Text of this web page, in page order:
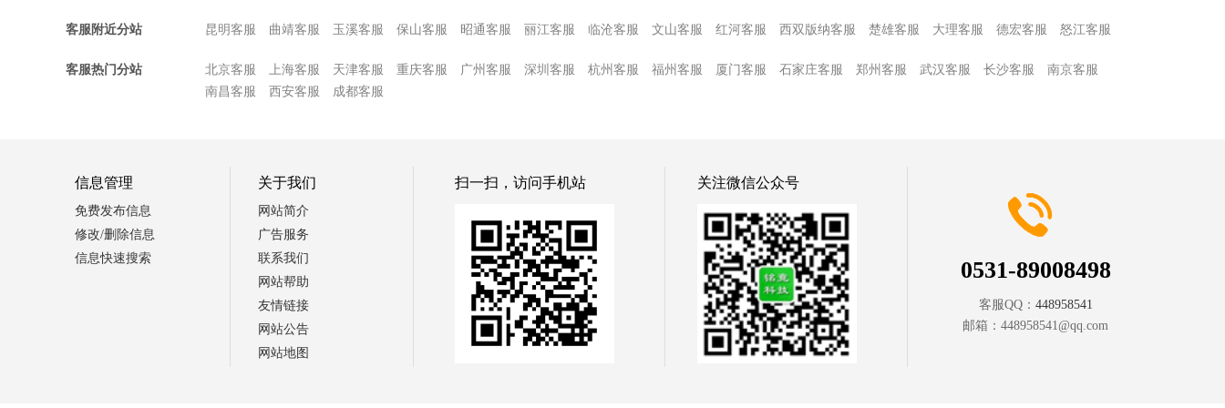
客服附近分站 昆明客服 曲靖客服 玉溪客服 保山客服 昭通客服 丽江客服 临沧客服 文山客服 红河客服 西双版纳客服 楚雄客服 大理客服 德宏客服 怒江客服
客服热门分站 北京客服 上海客服 天津客服 重庆客服 广州客服 深圳客服 杭州客服 福州客服 厦门客服 石家庄客服 郑州客服 武汉客服 长沙客服
南京客服
南昌客服
西安客服 成都客服
信息管理
免费发布信息
修改/删除信息
信息快速搜索
关于我们
网站简介
广告服务
联系我们
网站帮助
友情链接
网站公告
网站地图
扫一扫，访问手机站 关注微信公众号
0531-89008498
客服QQ： 448958541
邮箱： 448958541@qq.com